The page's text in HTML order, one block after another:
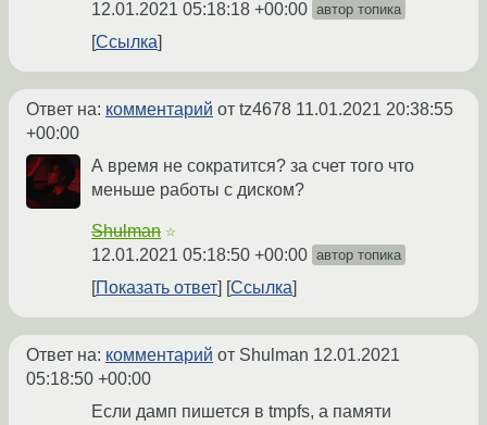
12.01.2021 05:18:18 +00:00 автор топика
Ссылка
Ответ на: комментарий от tz4678 11.01.2021 20:38:55
+00:00
А время не сократится? за счет того что
меньше работы с диском?
Shulman ☆
12.01.2021 05:18:50 +00:00 автор топика
Показать ответ Ссылка
Ответ на: комментарий от Shulman 12.01.2021
05:18:50 +00:00
Если дамп пишется в tmpfs, а памяти